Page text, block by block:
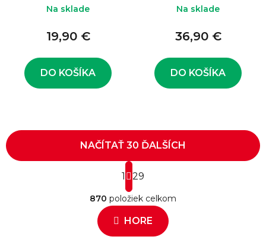
Na sklade
19,90 €
DO KOŠÍKA
Na sklade
36,90 €
DO KOŠÍKA
O
v
l
á
d
NAČÍTAŤ 30 ĎALŠÍCH
S
t
r
á
k
o
1 29
870 položiek celkom
HORE